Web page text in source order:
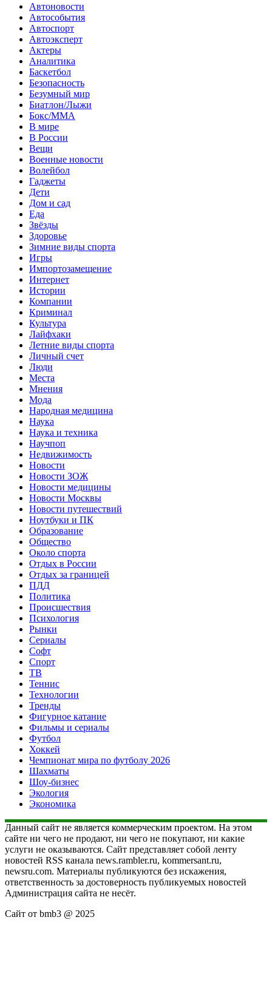
Автоновости
Автособытия
Автоспорт
Автоэксперт
Актеры
Аналитика
Баскетбол
Безопасность
Безумный мир
Биатлон/Лыжи
Бокс/MMA
В мире
В России
Вещи
Военные новости
Волейбол
Гаджеты
Дети
Дом и сад
Еда
Звёзды
Здоровье
Зимние виды спорта
Игры
Импортозамещение
Интернет
Истории
Компании
Криминал
Культура
Лайфхаки
Летние виды спорта
Личный счет
Люди
Места
Мнения
Мода
Народная медицина
Наука
Наука и техника
Научпоп
Недвижимость
Новости
Новости ЗОЖ
Новости медицины
Новости Москвы
Новости путешествий
Ноутбуки и ПК
Образование
Общество
Около спорта
Отдых в России
Отдых за границей
ПДД
Политика
Происшествия
Психология
Рынки
Сериалы
Софт
Спорт
ТВ
Теннис
Технологии
Тренды
Фигурное катание
Фильмы и сериалы
Футбол
Хоккей
Чемпионат мира по футболу 2026
Шахматы
Шоу-бизнес
Экология
Экономика
Данный сайт не является коммерческим проектом. На этом
сайте ни чего не продают, ни чего не покупают, ни какие
услуги не оказываются. Сайт представляет собой ленту
новостей RSS канала news.rambler.ru, kommersant.ru,
newsru.com. Материалы публикуются без искажения,
ответственность за достоверность публикуемых новостей
Администрация сайта не несёт.
Сайт от bmb3 @ 2025